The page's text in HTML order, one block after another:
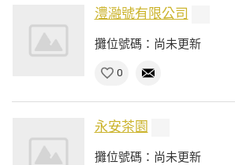
澧瀜號有限公司
攤位號碼：尚未更新
0
永安茶園
攤位號碼：尚未更新